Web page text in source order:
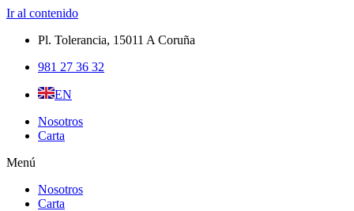
Ir al contenido
Pl. Tolerancia, 15011 A Coruña​
981 27 36 32
EN
Nosotros
Carta
Menú
Nosotros
Carta